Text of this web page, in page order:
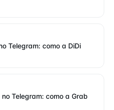
Telegram: como a DiDi
Telegram: como a Grab